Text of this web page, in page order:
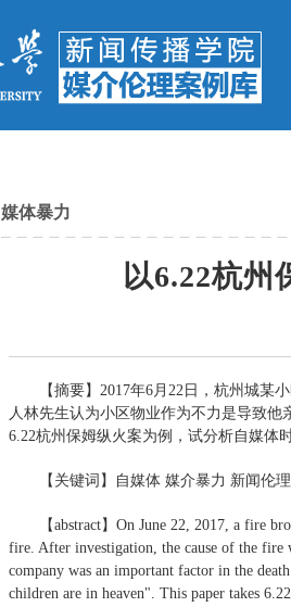
媒体暴力
以6.22杭州
【摘要】2017年6月22日，杭州城
人林先生认为小区物业作为不力是导致
6.22杭州保姆纵火案为例，试分析自媒体
【关键词】自媒体 媒介暴力 新闻伦理
【abstract】On June 22, 2017, a fire
fire. After investigation, the cause of the fire
company was an important factor in the
children are in heaven". This paper takes